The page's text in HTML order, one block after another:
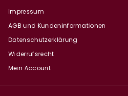
Impressum
AGB und Kundeninformationen
Datenschutzerklärung
Widerrufsrecht
Mein Account